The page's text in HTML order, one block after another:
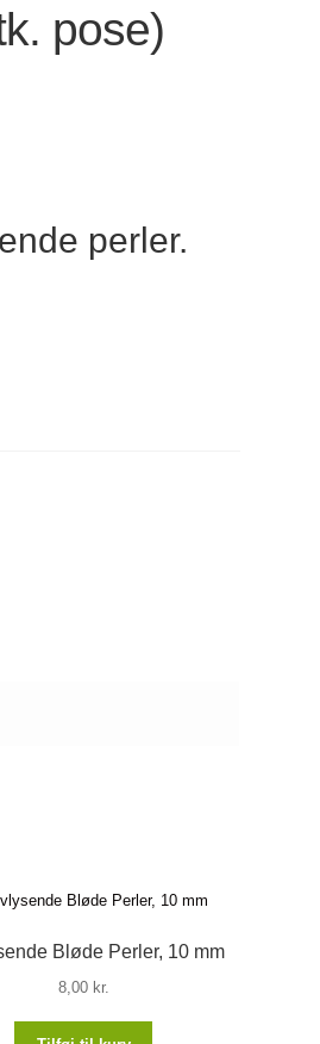
pose)
perler.
Bløde Perler, 10 mm
8,00 kr.